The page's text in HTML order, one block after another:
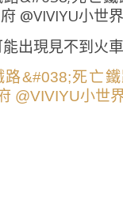
出現見不到火